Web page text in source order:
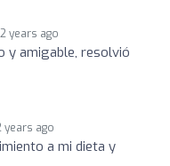
2 years ago
y amigable, resolvió
years ago
a mi dieta y